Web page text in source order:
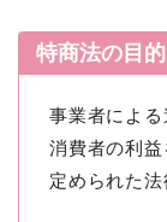
特商法の目的
事業者によ
消費者の利
定められた法